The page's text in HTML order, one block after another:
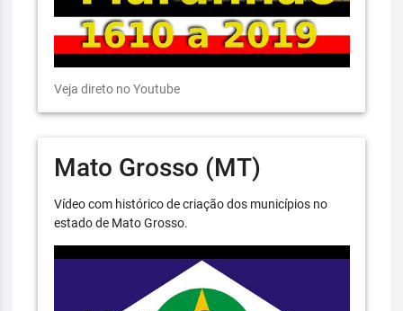
Veja direto no Youtube
Mato Grosso (MT)
Vídeo com histórico de criação dos municípios no
estado de Mato Grosso.